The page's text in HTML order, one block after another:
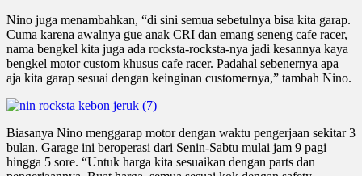
Nino juga menambahkan, “di sini semua sebetulnya bisa kita garap.
Cuma karena awalnya gue anak CRI dan emang seneng cafe racer,
nama bengkel kita juga ada rocksta-rocksta-nya jadi kesannya kaya
bengkel motor custom khusus cafe racer. Padahal sebenernya apa
aja kita garap sesuai dengan keinginan customernya,” tambah Nino.
Biasanya Nino menggarap motor dengan waktu pengerjaan sekitar 3
bulan. Garage ini beroperasi dari Senin-Sabtu mulai jam 9 pagi
hingga 5 sore. “Untuk harga kita sesuaikan dengan parts dan